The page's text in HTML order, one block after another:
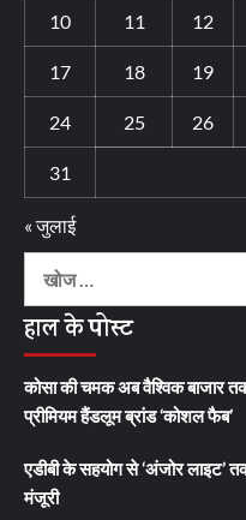
10 11 12
17 18 19
24 25 26
31
« जुलाई
निम्न
खोजें:
हाल के पोस्ट
कोसा की चमक अब वैश्विक बाजार
प्रीमियम हैंडलूम ब्रांड ‘कोशल फैब’
एडीबी के सहयोग से ‘अंजोर लाइट’
मंजूरी